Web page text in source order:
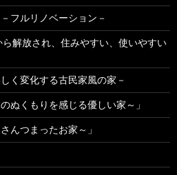
フルリノベーション－
ら解放され、住みやすい、使いやすい
く変化する古民家風の家－
ぬくもりを感じる優しい家～」
んつまったお家～」